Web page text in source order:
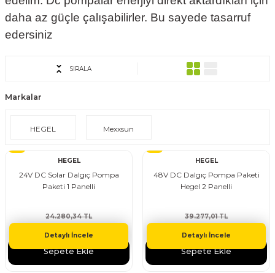
Kesiciler
daha az güçle çalışabilirler. Bu sayede tasarruf
edersiniz
SIRALA
Markalar
HEGEL Mexxsun
HEGEL
24V DC Solar Dalgıç Pompa
Paketi 1 Panelli
24.280,34 TL
Detaylı İncele
Sepete Ekle
HEGEL
48V DC Dalgıç Pompa Paketi
Hegel 2 Panelli
39.277,01 TL
Detaylı İncele
Sepete Ekle